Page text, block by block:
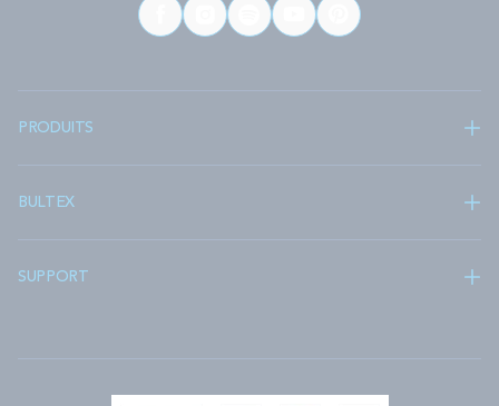
PRODUITS
BULTEX
SUPPORT